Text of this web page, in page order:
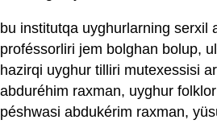
bu institutqa uyghurlarning serxil
proféssorliri jem bolghan bolup,
hazirqi uyghur tilliri mutexessisi
abduréhim raxman, uyghur
péshwasi abdukérim raxman,